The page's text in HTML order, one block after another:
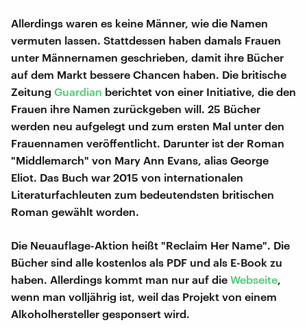
Allerdings waren es keine Männer, wie die Namen
vermuten lassen. Stattdessen haben damals Frauen
unter Männernamen geschrieben, damit ihre Bücher
auf dem Markt bessere Chancen haben. Die britische
Zeitung Guardian berichtet von einer Initiative, die den
Frauen ihre Namen zurückgeben will. 25 Bücher
werden neu aufgelegt und zum ersten Mal unter den
Frauennamen veröffentlicht. Darunter ist der Roman
"Middlemarch" von Mary Ann Evans, alias George
Eliot. Das Buch war 2015 von internationalen
Literaturfachleuten zum bedeutendsten britischen
Roman gewählt worden.
Die Neuauflage-Aktion heißt "Reclaim Her Name". Die
Bücher sind alle kostenlos als PDF und als E-Book zu
haben. Allerdings kommt man nur auf die Webseite,
wenn man volljährig ist, weil das Projekt von einem
Alkoholhersteller gesponsert wird.